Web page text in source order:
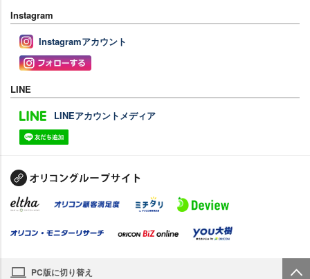
Instagram
Instagramアカウント
LINE
LINEアカウントメディア
PC版に切り替え